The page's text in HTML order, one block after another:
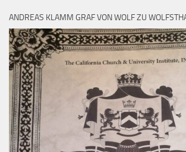
ANDREAS KLAMM GRAF VON WOLF ZU